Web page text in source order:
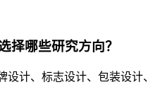
择哪些研究方向？
计、标志设计、包装设计、